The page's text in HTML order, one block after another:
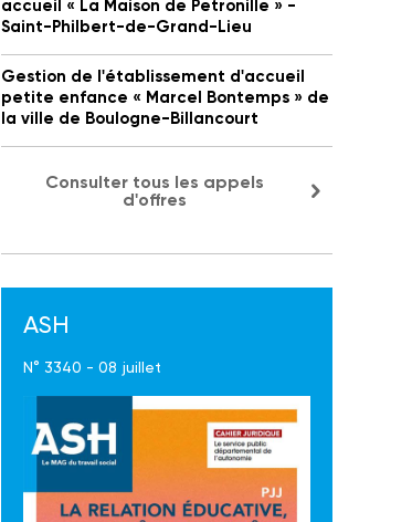
accueil « La Maison de Petronille » -
Saint-Philbert-de-Grand-Lieu
Gestion de l'établissement d'accueil
petite enfance « Marcel Bontemps » de
la ville de Boulogne-Billancourt
Consulter tous les appels
d'offres
ASH
N° 3340 - 08 juillet